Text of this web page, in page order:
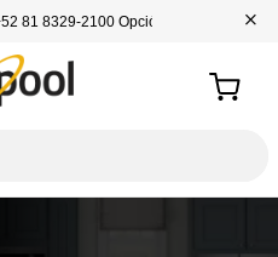
81 8329-2100 Opción 1 +